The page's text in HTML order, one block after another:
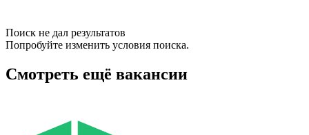
Поиск не дал результатов
Попробуйте изменить условия поиска.
Смотреть ещё вакансии